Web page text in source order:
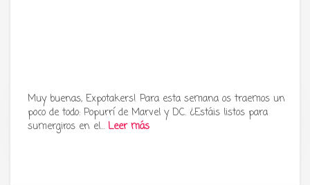
Tu radio y podcast sobre manga,
anime y cultura japonesa ツ
Muy buenas, Expotakers! Para esta semana os traemos un
poco de todo: Popurrí de Marvel y DC. ¿Estáis listos para
sumergiros en el… Leer más